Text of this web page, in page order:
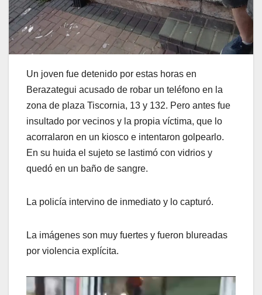
Un joven fue detenido por estas horas en
Berazategui acusado de robar un teléfono en la
zona de plaza Tiscornia, 13 y 132. Pero antes fue
insultado por vecinos y la propia víctima, que lo
acorralaron en un kiosco e intentaron golpearlo.
En su huida el sujeto se lastimó con vidrios y
quedó en un baño de sangre.
La policía intervino de inmediato y lo capturó.
La imágenes son muy fuertes y fueron blureadas
por violencia explícita.